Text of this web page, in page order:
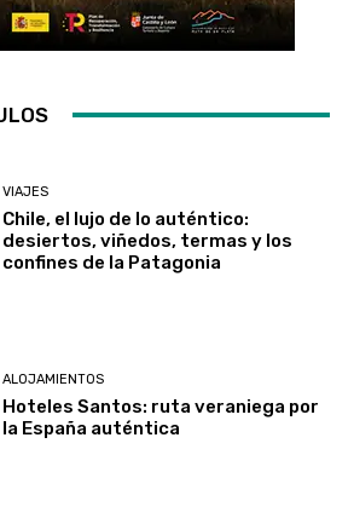
VIAJES
Chile, el lujo de lo auténtico:
desiertos, viñedos, termas y los
confines de la Patagonia
ALOJAMIENTOS
Hoteles Santos: ruta veraniega por
la España auténtica